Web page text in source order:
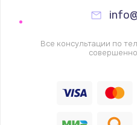
750
Все консультации по